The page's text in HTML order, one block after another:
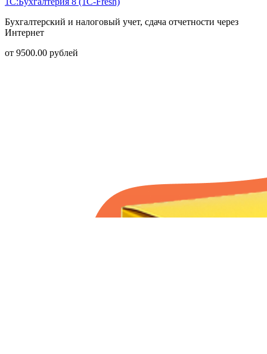
Бухгалтерский и налоговый учет, сдача отчетности через
Интернет
от 9500.00 рублей